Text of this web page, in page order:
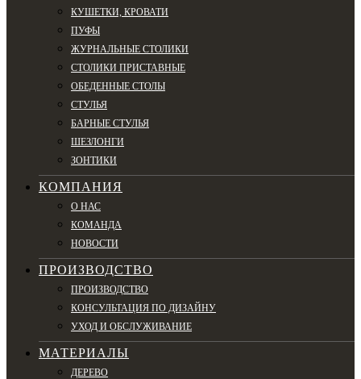
КУШЕТКИ, КРОВАТИ
ПУФЫ
ЖУРНАЛЬНЫЕ СТОЛИКИ
СТОЛИКИ ПРИСТАВНЫЕ
ОБЕДЕННЫЕ СТОЛЫ
СТУЛЬЯ
БАРНЫЕ СТУЛЬЯ
ШЕЗЛОНГИ
ЗОНТИКИ
КОМПАНИЯ
О НАС
КОМАНДА
НОВОСТИ
ПРОИЗВОДСТВО
ПРОИЗВОДСТВО
КОНСУЛЬТАЦИЯ ПО ДИЗАЙНУ
УХОД И ОБСЛУЖИВАНИЕ
МАТЕРИАЛЫ
ДЕРЕВО